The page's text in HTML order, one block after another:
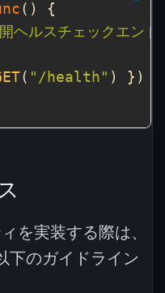
ヘルスチェックエン
( "/health"
を実装する際は、
下のガイドライン